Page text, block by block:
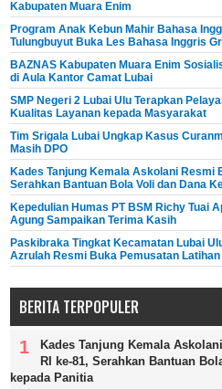
Kabupaten Muara Enim
Program Anak Kebun Mahir Bahasa
Tulungbuyut Buka Les Bahasa Inggris
BAZNAS Kabupaten Muara Enim
di Aula Kantor Camat Lubai
SMP Negeri 2 Lubai Ulu Terapkan
Kualitas Layanan kepada Masyarakat
Tim Srigala Lubai Ungkap Kasus
Masih DPO
Kades Tanjung Kemala Askolani Resmi
Serahkan Bantuan Bola Voli dan Dana
Kepedulian Humas PT BSM Richy Tuai
Agung Sampaikan Terima Kasih
Paskibraka Tingkat Kecamatan Lubai
Azrulah Resmi Buka Pemusatan Latihan
BERITA TERPOPULER
Kades Tanjung Kemala
RI ke-81, Serahkan Bantuan
kepada Panitia